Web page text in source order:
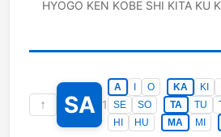
HYOGO KEN KOBE SHI KITA KU
↑ SA 1
A O KA KI
SE
SO TA TU
HI
HU MA MI